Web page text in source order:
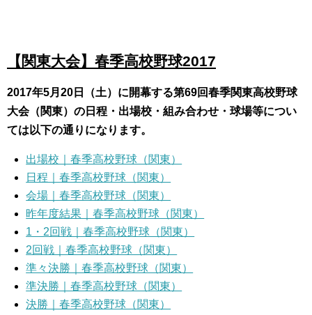
【関東大会】春季高校野球2017
2017年5月20日（土）に開幕する第69回春季関東高校野球
大会（関東）の日程・出場校・組み合わせ・球場等につい
ては以下の通りになります。
出場校｜春季高校野球（関東）
日程｜春季高校野球（関東）
会場｜春季高校野球（関東）
昨年度結果｜春季高校野球（関東）
1・2回戦｜春季高校野球（関東）
2回戦｜春季高校野球（関東）
準々決勝｜春季高校野球（関東）
準決勝｜春季高校野球（関東）
決勝｜春季高校野球（関東）